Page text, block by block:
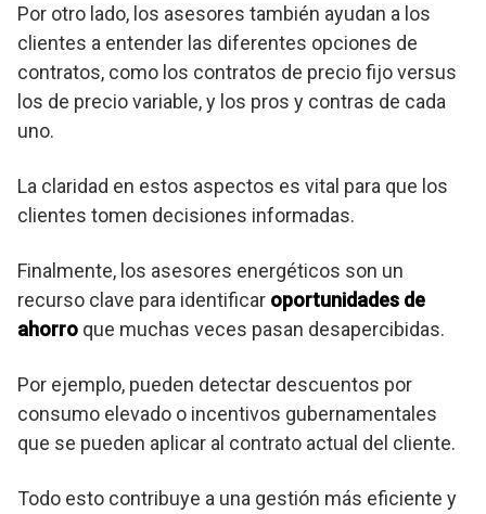
Por otro lado, los asesores también ayudan a los
clientes a entender las diferentes opciones de
contratos, como los contratos de precio fijo versus
los de precio variable, y los pros y contras de cada
uno.
La claridad en estos aspectos es vital para que los
clientes tomen decisiones informadas.
Finalmente, los asesores energéticos son un
recurso clave para identificar oportunidades de
ahorro que muchas veces pasan desapercibidas.
Por ejemplo, pueden detectar descuentos por
consumo elevado o incentivos gubernamentales
que se pueden aplicar al contrato actual del cliente.
Todo esto contribuye a una gestión más eficiente y